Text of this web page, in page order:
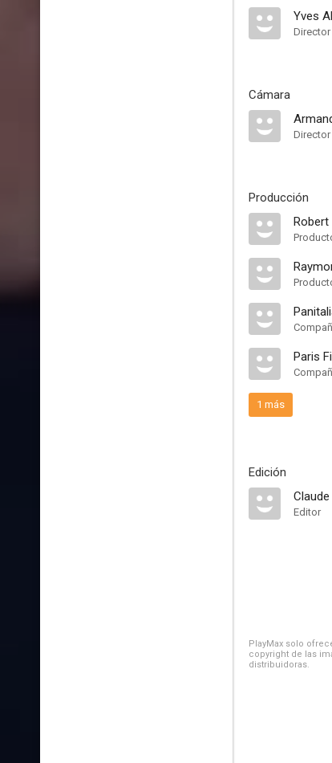
Yves
Director
Cámara
Producción
Robert
Paris
1 más
Edición
Editor
PlayMax solo
copyright de las
distribuidoras.